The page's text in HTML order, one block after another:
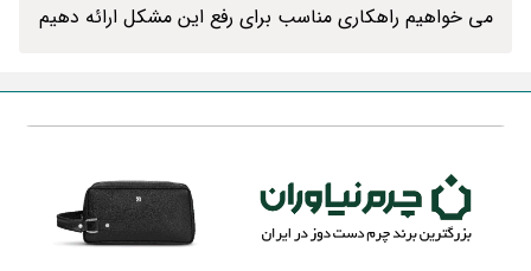
می خواهیم راهکاری مناسب برای رفع این مشکل ارائه دهیم